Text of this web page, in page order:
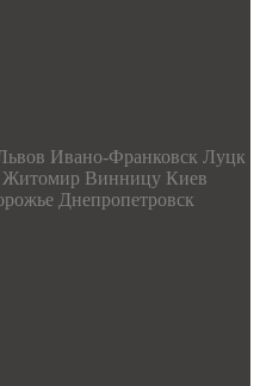
Ивано-Франковск Луцк
Житомир Винницу Киев
Днепропетровск